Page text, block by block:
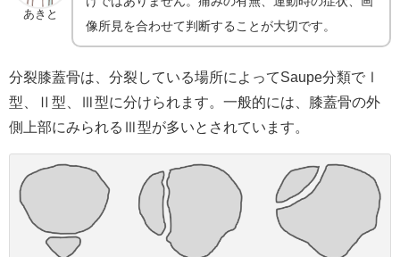
あきと
像所見を合わせて判断することが大切です。
分裂膝蓋骨は、分裂している場所によってSaupe分類でⅠ
型、Ⅱ型、Ⅲ型に分けられます。一般的には、膝蓋骨の外
側上部にみられるⅢ型が多いとされています。